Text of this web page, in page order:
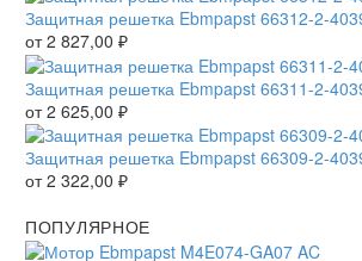
Защитная решетка Ebmpapst 66312-2-
от2 827,00 ₽
Защитная решетка Ebmpapst 66311-2-
от2 625,00 ₽
Защитная решетка Ebmpapst 66309-2-
от2 322,00 ₽
ПОПУЛЯРНОЕ